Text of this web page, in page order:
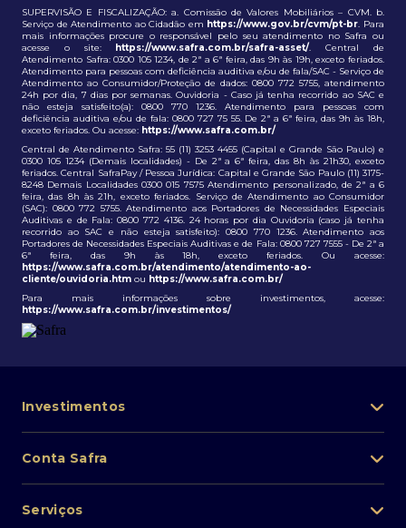
SUPERVISÃO E FISCALIZAÇÃO: a. Comissão de Valores Mobiliários – CVM. b.
Serviço de Atendimento ao Cidadão em https://www.gov.br/cvm/pt-br. Para
mais informações procure o responsável pelo seu atendimento no Safra ou
acesse o site: https://www.safra.com.br/safra-asset/. Central de
Atendimento Safra: 0300 105 1234, de 2ª a 6ª feira, das 9h às 19h, exceto feriados.
Atendimento para pessoas com deficiência auditiva e/ou de fala/SAC - Serviço de
Atendimento ao Consumidor/Proteção de dados: 0800 772 5755, atendimento
24h por dia, 7 dias por semanas. Ouvidoria - Caso já tenha recorrido ao SAC e
não esteja satisfeito(a): 0800 770 1236. Atendimento para pessoas com
deficiência auditiva e/ou de fala: 0800 727 75 55. De 2ª a 6ª feira, das 9h às 18h,
exceto feriados. Ou acesse: https://www.safra.com.br/
Central de Atendimento Safra: 55 (11) 3253 4455 (Capital e Grande São Paulo) e
0300 105 1234 (Demais localidades) - De 2ª a 6ª feira, das 8h às 21h30, exceto
feriados. Central SafraPay / Pessoa Jurídica: Capital e Grande São Paulo (11) 3175-
8248 Demais Localidades 0300 015 7575 Atendimento personalizado, de 2ª a 6
feira, das 8h às 21h, exceto feriados. Serviço de Atendimento ao Consumidor
(SAC): 0800 772 5755. Atendimento aos Portadores de Necessidades Especiais
Auditivas e de Fala: 0800 772 4136. 24 horas por dia Ouvidoria (caso já tenha
recorrido ao SAC e não esteja satisfeito): 0800 770 1236. Atendimento aos
Portadores de Necessidades Especiais Auditivas e de Fala: 0800 727 7555 - De 2ª a
6ª feira, das 9h às 18h, exceto feriados. Ou acesse:
https://www.safra.com.br/atendimento/atendimento-ao-
cliente/ouvidoria.htm ou https://www.safra.com.br/
Para mais informações sobre investimentos, acesse:
https://www.safra.com.br/investimentos/
Investimentos
Lista de fundos de investimento
Conta Safra
Pessoa Física
Serviços